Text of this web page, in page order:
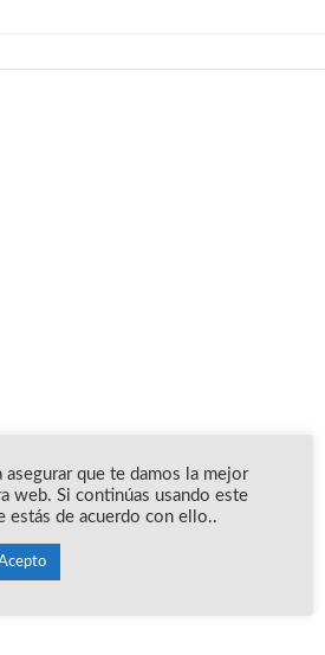
asegurar que te damos la mejor
web. Si continúas usando este
estás de acuerdo con ello..